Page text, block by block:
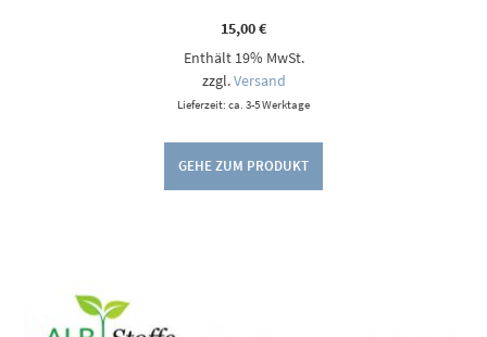
15,00€
Enthält 19% MwSt.
zzgl.Versand
Lieferzeit: ca. 3-5 Werktage
GEHE ZUM PRODUKT